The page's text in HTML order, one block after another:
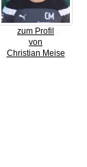
zum Profil
von
Christian Meise